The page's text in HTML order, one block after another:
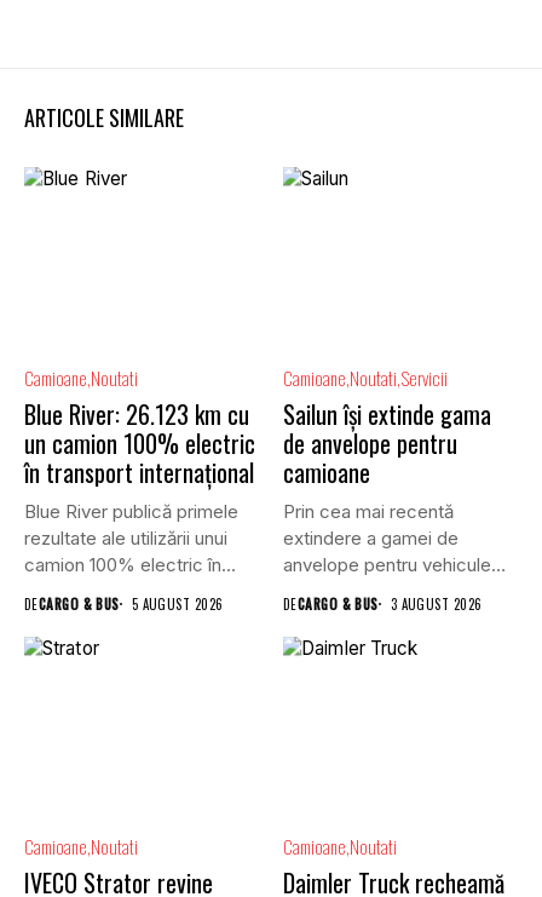
ARTICOLE SIMILARE
Camioane Noutati
Blue River: 26.123 km cu
un camion 100% electric
în transport internațional
Blue River publică primele
rezultate ale utilizării unui
camion 100% electric în...
DECARGO & BUS 5 AUGUST 2026
Camioane Noutati Servicii
Sailun își extinde gama
de anvelope pentru
camioane
Prin cea mai recentă
extindere a gamei de
anvelope pentru vehicule
DECARGO & BUS 3 AUGUST 2026
Camioane Noutati
IVECO Strator revine
Camioane Noutati
Daimler Truck recheamă